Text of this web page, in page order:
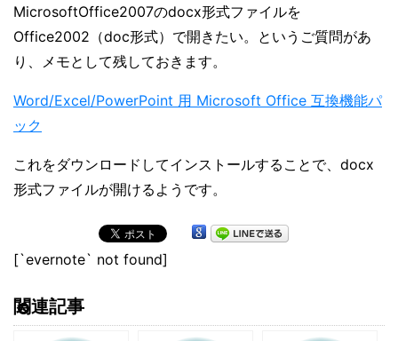
MicrosoftOffice2007のdocx形式ファイルを
Office2002（doc形式）で開きたい。というご質問があ
り、メモとして残しておきます。
Word/Excel/PowerPoint 用 Microsoft Office 互換機能パ
ック
これをダウンロードしてインストールすることで、docx
形式ファイルが開けるようです。
[`evernote` not found]
関連記事